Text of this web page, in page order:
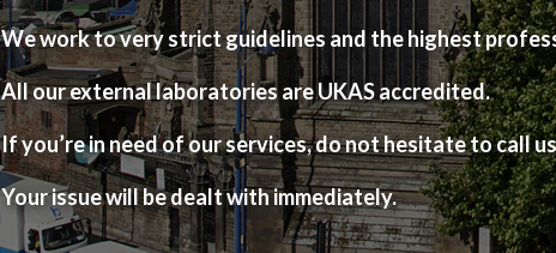
We work to very strict guidelines and the highest
All our external laboratories are UKAS accredited.
If you’re in need of our services, do not hesitate to call
Your issue will be dealt with immediately.